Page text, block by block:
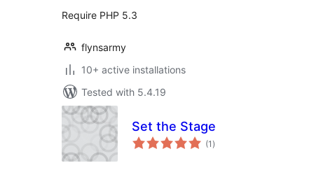
Require PHP 5.3
flynsarmy
10+ active installations
Tested with 5.4.19
Set the Stage
(1 total
ratings
)